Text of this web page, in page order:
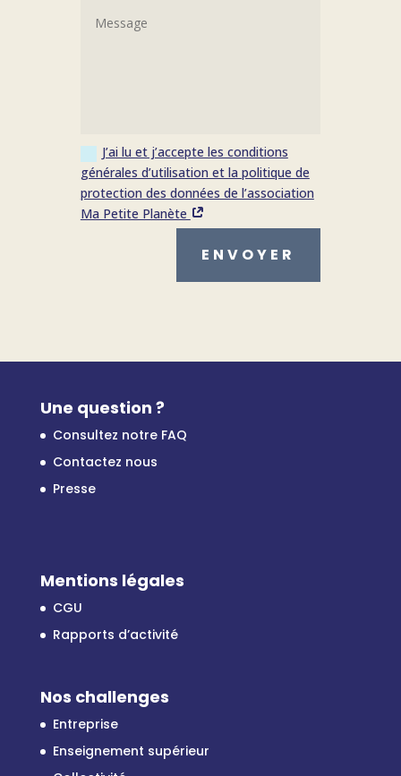
J’ai lu et j’accepte les conditions
générales d’utilisation et la politique de
protection des données de l’association
Ma Petite Planète
ENVOYER
Une question ?
Consultez notre FAQ
Contactez nous
Presse
Mentions légales
CGU
Rapports d’activité
Nos challenges
Entreprise
Enseignement supérieur